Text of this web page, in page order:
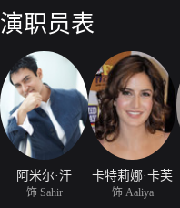
演职员表
阿米尔·汗
饰 Sahir
卡特莉娜·卡芙
饰 Aaliya